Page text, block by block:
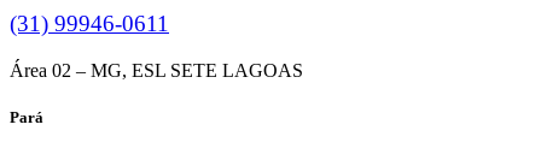
(31) 99946-0611
Área 02 – MG, ESL SETE LAGOAS
Pará